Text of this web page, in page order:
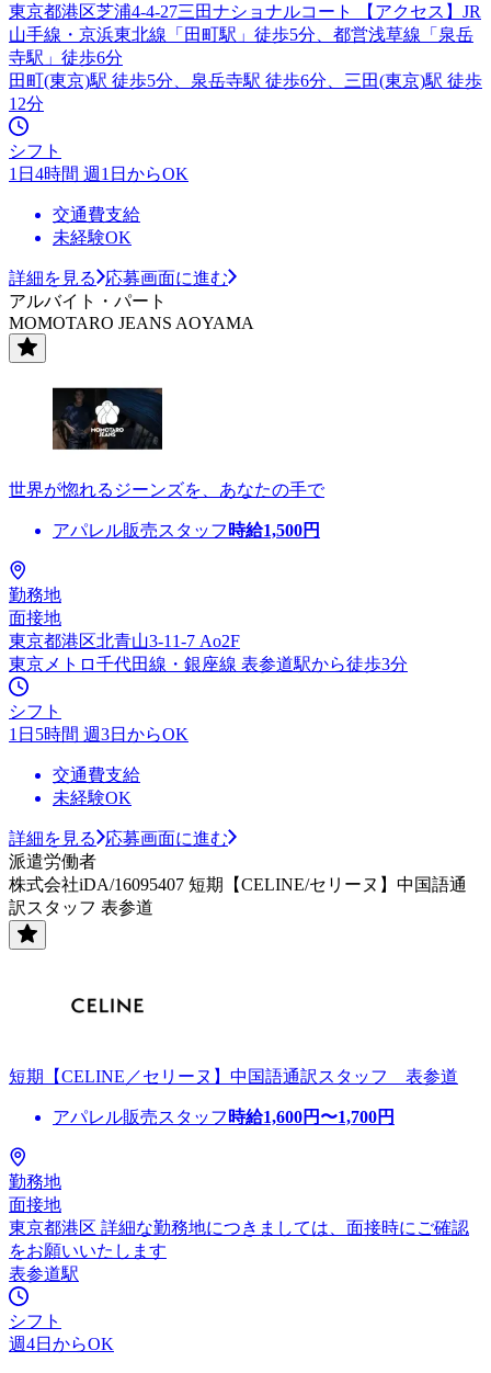
東京都港区芝浦4-4-27三田ナショナルコート 【アクセス】JR
山手線・京浜東北線「田町駅」徒歩5分、都営浅草線「泉岳
寺駅」徒歩6分
田町(東京)駅 徒歩5分、泉岳寺駅 徒歩6分、三田(東京)駅 徒歩
12分
シフト
1日4時間 週1日からOK
交通費支給
未経験OK
詳細を見る
応募画面に進む
アルバイト・パート
MOMOTARO JEANS AOYAMA
世界が惚れるジーンズを、あなたの手で
アパレル販売スタッフ 時給1,500円
勤務地
面接地
東京都港区北青山3-11-7 Ao2F
東京メトロ千代田線・銀座線 表参道駅から徒歩3分
シフト
1日5時間 週3日からOK
交通費支給
未経験OK
詳細を見る
応募画面に進む
派遣労働者
株式会社iDA/16095407 短期【CELINE/セリーヌ】中国語通
訳スタッフ 表参道
短期【CELINE／セリーヌ】中国語通訳スタッフ 表参道
アパレル販売スタッフ 時給1,600円〜1,700円
勤務地
面接地
東京都港区 詳細な勤務地につきましては、面接時にご確認
をお願いいたします
表参道駅
シフト
週4日からOK